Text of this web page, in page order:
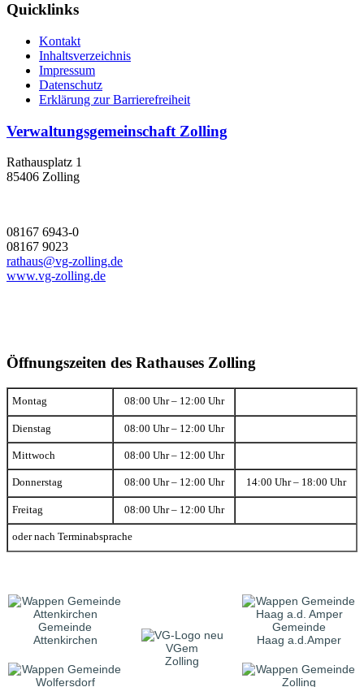
Quicklinks
Kontakt
Inhaltsverzeichnis
Impressum
Datenschutz
Erklärung zur Barrierefreiheit
Verwaltungsgemeinschaft Zolling
Rathausplatz 1
85406 Zolling
08167 6943-0
08167 9023
rathaus@vg-zolling.de
www.vg-zolling.de
Öffnungszeiten des Rathauses Zolling
Montag 08:00 Uhr – 12:00 Uhr
Dienstag 08:00 Uhr – 12:00 Uhr
Mittwoch 08:00 Uhr – 12:00 Uhr
Donnerstag 08:00 Uhr – 12:00 Uhr 14:00 Uhr – 18:00 Uhr
Freitag 08:00 Uhr – 12:00 Uhr
oder nach Terminabsprache
Gemeinde
Attenkirchen
VGem
Zolling
Gemeinde
Haag a.d.Amper